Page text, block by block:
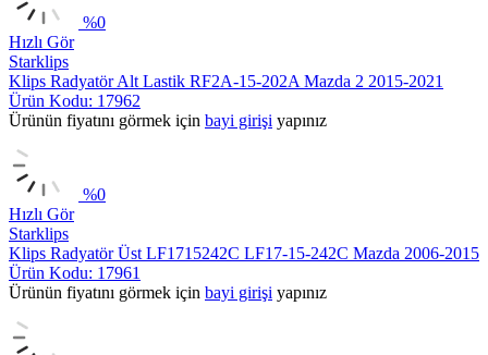
%0
Hızlı Gör
Starklips
Klips Radyatör Alt Lastik RF2A-15-202A Mazda 2 2015-2021
Ürün Kodu: 17962
Ürünün fiyatını görmek için bayi girişi yapınız
%0
Hızlı Gör
Starklips
Klips Radyatör Üst LF1715242C LF17-15-242C Mazda 2006-2015
Ürün Kodu: 17961
Ürünün fiyatını görmek için bayi girişi yapınız